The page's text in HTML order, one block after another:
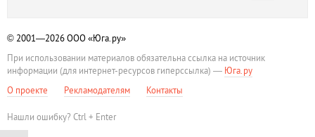
© 2001—2026ООО «Юга.ру»
При использовании материалов обязательна ссылка на источник
информации (для интернет-ресурсов гиперссылка) — Юга.ру
О проекте
Рекламодателям Контакты
Нашли ошибку? Ctrl + Enter